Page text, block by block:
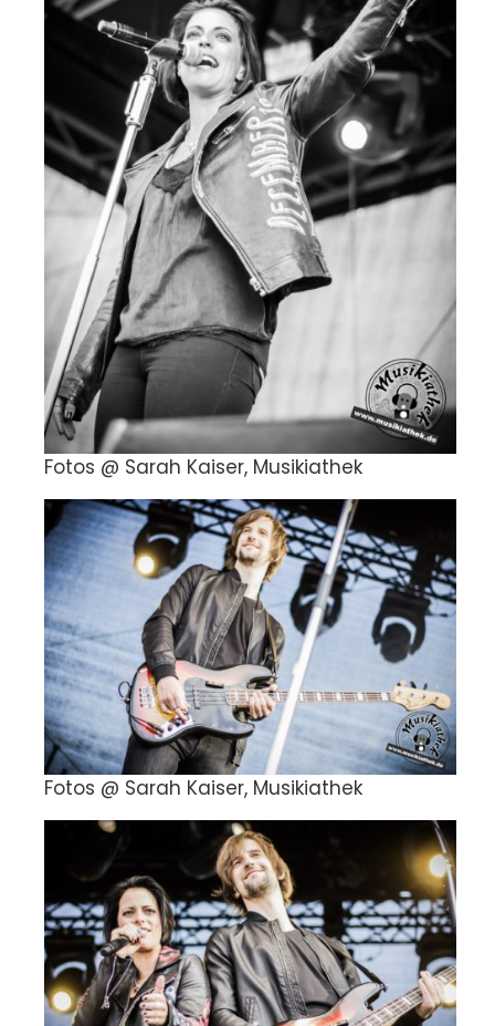
Fotos @ Sarah Kaiser, Musikiathek
Fotos @ Sarah Kaiser, Musikiathek